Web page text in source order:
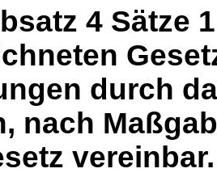
4 Sätze
durch
nach
vereinbar.